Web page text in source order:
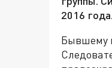
2016
Бывшему